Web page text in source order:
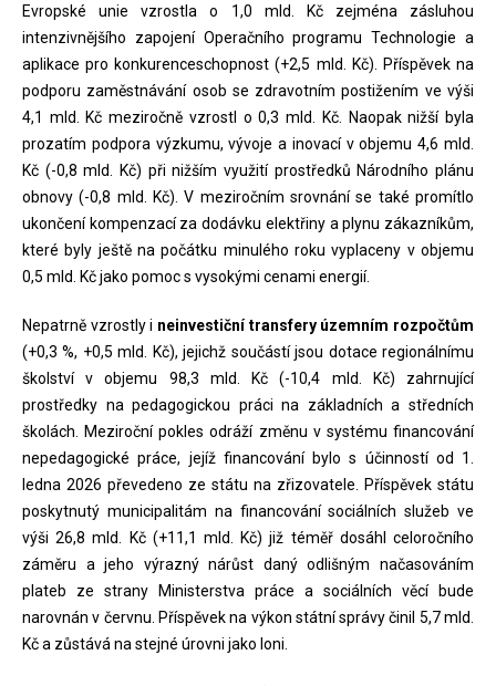
Evropské unie vzrostla o 1,0 mld. Kč zejména zásluhou
intenzivnějšího zapojení Operačního programu Technologie a
aplikace pro konkurenceschopnost (+2,5 mld. Kč). Příspěvek na
podporu zaměstnávání osob se zdravotním postižením ve výši
4,1 mld. Kč meziročně vzrostl o 0,3 mld. Kč. Naopak nižší byla
prozatím podpora výzkumu, vývoje a inovací v objemu 4,6 mld.
Kč (-0,8 mld. Kč) při nižším využití prostředků Národního plánu
obnovy (-0,8 mld. Kč). V meziročním srovnání se také promítlo
ukončení kompenzací za dodávku elektřiny a plynu zákazníkům,
které byly ještě na počátku minulého roku vyplaceny v objemu
0,5 mld. Kč jako pomoc s vysokými cenami energií.
Nepatrně vzrostly i neinvestiční transfery územním rozpočtům
(+0,3 %, +0,5 mld. Kč), jejichž součástí jsou dotace regionálnímu
školství v objemu 98,3 mld. Kč (-10,4 mld. Kč) zahrnující
prostředky na pedagogickou práci na základních a středních
školách. Meziroční pokles odráží změnu v systému financování
nepedagogické práce, jejíž financování bylo s účinností od 1.
ledna 2026 převedeno ze státu na zřizovatele. Příspěvek státu
poskytnutý municipalitám na financování sociálních služeb ve
výši 26,8 mld. Kč (+11,1 mld. Kč) již téměř dosáhl celoročního
záměru a jeho výrazný nárůst daný odlišným načasováním
plateb ze strany Ministerstva práce a sociálních věcí bude
narovnán v červnu. Příspěvek na výkon státní správy činil 5,7 mld.
Kč a zůstává na stejné úrovni jako loni.